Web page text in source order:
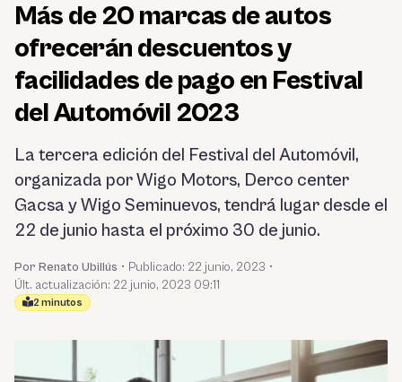
Más de 20 marcas de autos
ofrecerán descuentos y
facilidades de pago en Festival
del Automóvil 2023
La tercera edición del Festival del Automóvil,
organizada por Wigo Motors, Derco center
Gacsa y Wigo Seminuevos, tendrá lugar desde el
22 de junio hasta el próximo 30 de junio.
Por Renato Ubillús • Publicado: 22 junio, 2023 •
Últ. actualización: 22 junio, 2023 09:11
2 minutos